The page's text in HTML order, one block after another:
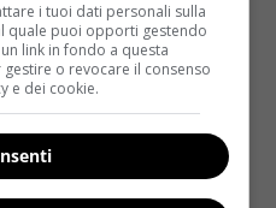
i tuoi dati personali sulla
quale puoi opporti gestendo
link in fondo a questa
o revocare il consenso
e dei cookie.